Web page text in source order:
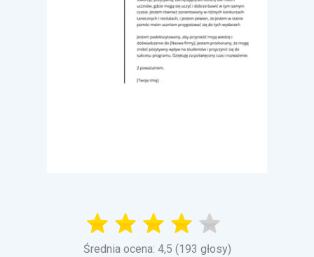
Średnia ocena: 4,5 (193 głosy)